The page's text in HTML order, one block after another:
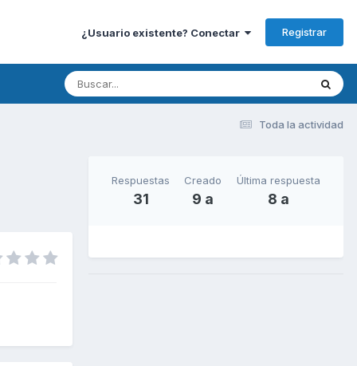
¿Usuario existente? Conectar Registrar
Toda la actividad
Respuestas
31
Creado
9 a
Última respuesta
8 a